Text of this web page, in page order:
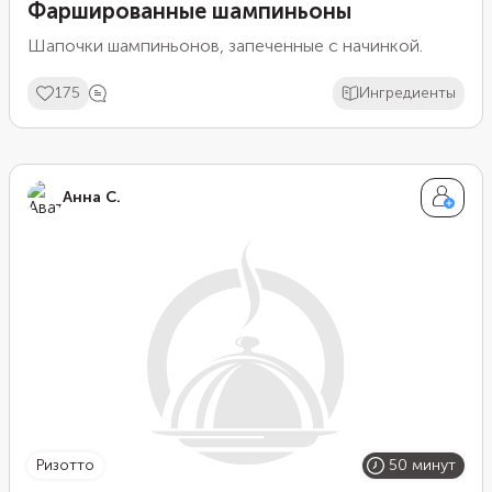
Фаршированные шампиньоны
Шапочки шампиньонов, запеченные с начинкой.
175 Ингредиенты
Анна С.
ризотто 50 минут